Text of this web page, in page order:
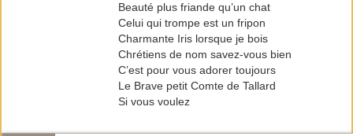
Beauté plus friande qu’un chat
Celui qui trompe est un fripon
Charmante Iris lorsque je bois
Chrétiens de nom savez-vous bien
C’est pour vous adorer toujours
Le Brave petit Comte de Tallard
Si vous voulez